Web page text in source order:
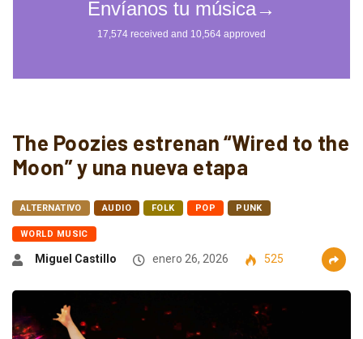
The Poozies estrenan “Wired to the
Moon” y una nueva etapa
ALTERNATIVO AUDIO FOLK POP PUNK
WORLD MUSIC
Miguel Castillo enero 26, 2026 525